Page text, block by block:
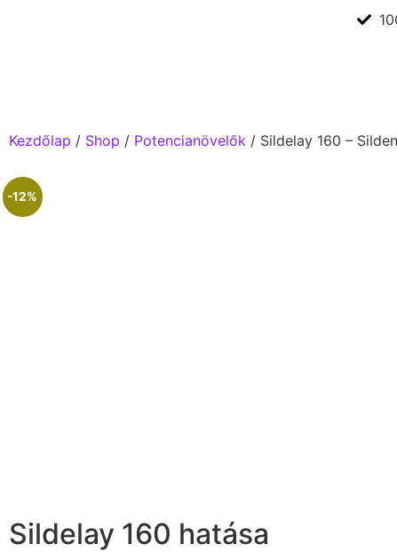
Kezdőlap / Shop / Potencianövelők / Sildelay 160 –
-12%
Sildelay 160 hatása